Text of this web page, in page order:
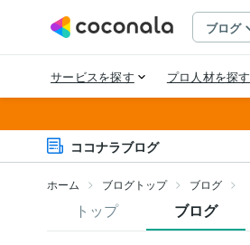
ココナラブログ
ホーム ブログトップ ブログ
トップ ブログ